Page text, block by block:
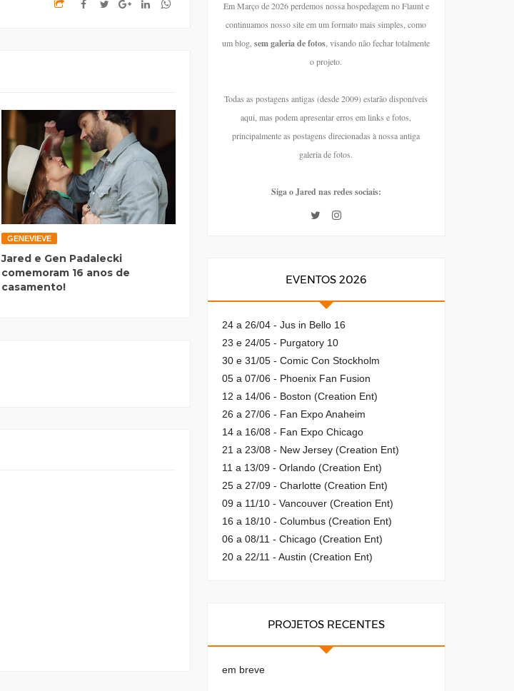
GENEVIEVE
Jared e Gen Padalecki
comemoram 16 anos de
casamento!
Em Março de 2026 perdemos nossa hospedagem no Flaunt e
continuamos nosso site em um formato mais simples, como
um blog,sem galeria de fotos, visando não fechar totalmente
o projeto.
Todas as postagens antigas (desde 2009) estarão disponíveis
aqui, mas podem apresentar erros em links e fotos,
principalmente as postagens direcionadas à nossa antiga
galeria de fotos.
Siga o Jared nas redes sociais:
EVENTOS 2026
24 a 26/04 - Jus in Bello 16
23 e 24/05 - Purgatory 10
30 e 31/05 - Comic Con Stockholm
05 a 07/06 - Phoenix Fan Fusion
12 a 14/06 - Boston (Creation Ent)
26 a 27/06 - Fan Expo Anaheim
14 a 16/08 - Fan Expo Chicago
21 a 23/08 - New Jersey (Creation Ent)
11 a 13/09 - Orlando (Creation Ent)
25 a 27/09 - Charlotte (Creation Ent)
09 a 11/10 - Vancouver (Creation Ent)
16 a 18/10 - Columbus (Creation Ent)
06 a 08/11 - Chicago (Creation Ent)
20 a 22/11 - Austin (Creation Ent)
PROJETOS RECENTES
em breve